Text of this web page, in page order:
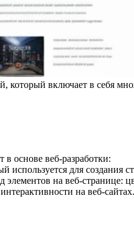
который включает в себя
основе веб-разработки:
используется для создания
элементов на веб-странице:
на веб-сайтах.